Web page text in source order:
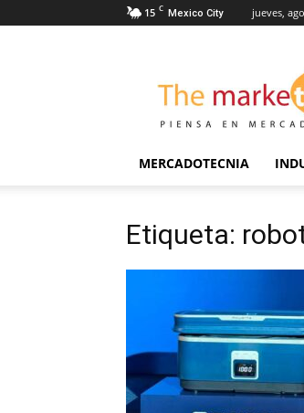
15 C Mexico City jueves,
MERCADOTECNIA
Etiqueta: